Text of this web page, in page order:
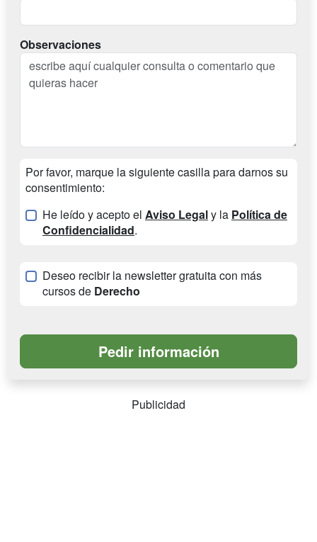
Observaciones
Por favor, marque la siguiente casilla para darnos su
consentimiento:
He leído y acepto el Aviso Legaly la Política de
Confidencialidad.
Deseo recibir la newsletter gratuita con más
cursos de Derecho
Publicidad